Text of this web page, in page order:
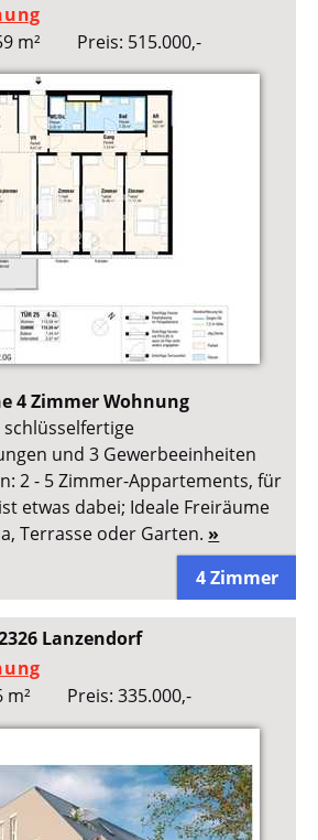
m²
Preis: 515.000,-
4 Zimmer Wohnung
und 3 Gewerbeeinheiten
2 - 5 Zimmer-Appartements, für
etwas dabei; Ideale Freiräume
Terrasse oder Garten. »
4 Zimmer
Lanzendorf
m²
Preis: 335.000,-